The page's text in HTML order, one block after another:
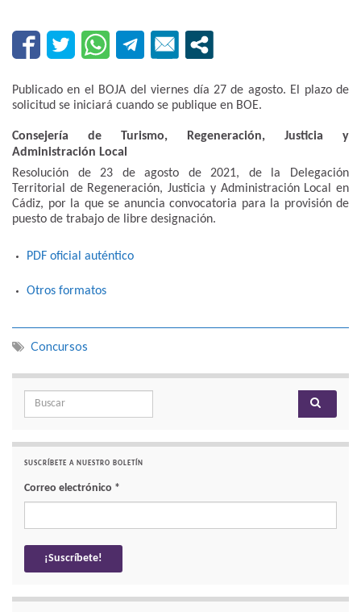
Publicado en el BOJA del viernes día 27 de agosto. El plazo de
solicitud se iniciará cuando se publique en BOE.
Consejería de Turismo, Regeneración, Justicia y
Administración Local
Resolución de 23 de agosto de 2021, de la Delegación
Territorial de Regeneración, Justicia y Administración Local en
Cádiz, por la que se anuncia convocatoria para la provisión de
puesto de trabajo de libre designación.
PDF oficial auténtico
Otros formatos
Concursos
Search for:
SUSCRÍBETE A NUESTRO BOLETÍN
Correo electrónico *